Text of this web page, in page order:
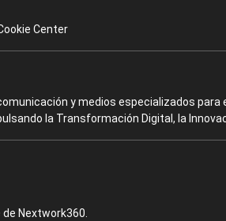
Center
y medios especializados
la Transformación Digital, la
Nextwork360.